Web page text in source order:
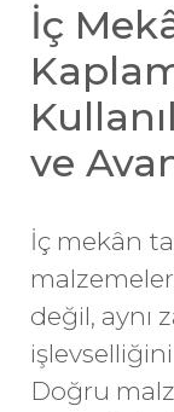
İç
ve
İç mekân
değil, aynı
işlevselliğini
Doğru